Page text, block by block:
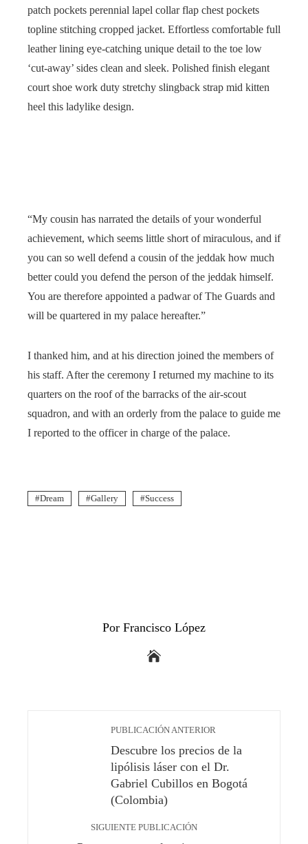
patch pockets perennial lapel collar flap chest pockets
topline stitching cropped jacket. Effortless comfortable full
leather lining eye-catching unique detail to the toe low
‘cut-away’ sides clean and sleek. Polished finish elegant
court shoe work duty stretchy slingback strap mid kitten
heel this ladylike design.
“My cousin has narrated the details of your wonderful
achievement, which seems little short of miraculous, and if
you can so well defend a cousin of the jeddak how much
better could you defend the person of the jeddak himself.
You are therefore appointed a padwar of The Guards and
will be quartered in my palace hereafter.”
I thanked him, and at his direction joined the members of
his staff. After the ceremony I returned my machine to its
quarters on the roof of the barracks of the air-scout
squadron, and with an orderly from the palace to guide me
I reported to the officer in charge of the palace.
Dream Gallery Success
Por Francisco López
PUBLICACIÓN ANTERIOR
Descubre los precios de la
lipólisis láser con el Dr.
Gabriel Cubillos en Bogotá
(Colombia)
SIGUIENTE PUBLICACIÓN